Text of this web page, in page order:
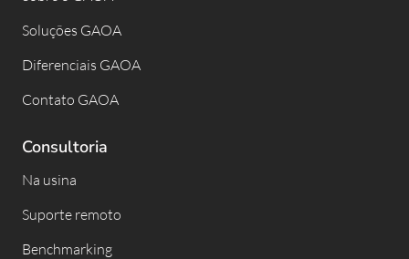
Soluções GAOA
Diferenciais GAOA
Contato GAOA
Consultoria
Na usina
Suporte remoto
Benchmarking